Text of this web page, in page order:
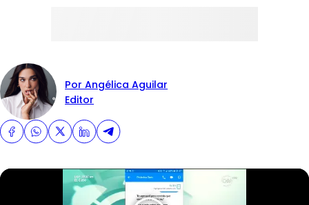
Por Angélica Aguilar
Editor